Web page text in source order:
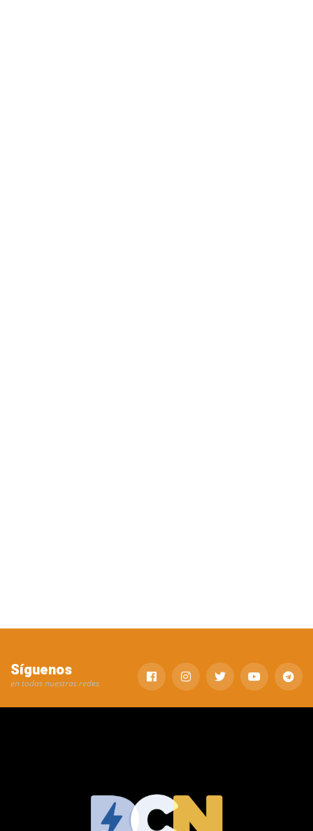
Síguenos
en todas nuestras redes